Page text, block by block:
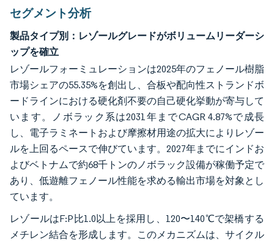
セグメント分析
製品タイプ別：レゾールグレードがボリュームリーダーシ
ップを確立
レゾールフォーミュレーションは2025年のフェノール樹脂
市場シェアの55.35%を創出し、合板や配向性ストランドボ
ードラインにおける硬化剤不要の自己硬化挙動が寄与して
います。ノボラック系は2031年までCAGR 4.87%で成長
し、電子ラミネートおよび摩擦材用途の拡大によりレゾー
ルを上回るペースで伸びています。2027年までにインドお
よびベトナムで約68千トンのノボラック設備が稼働予定で
あり、低遊離フェノール性能を求める輸出市場を対象とし
ています。
レゾールはF:P比1.0以上を採用し、120〜140℃で架橋する
メチレン結合を形成します。このメカニズムは、サイクル